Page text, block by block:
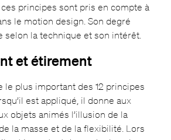
principes sont pris en compte à
le motion design. Son degré
selon la technique et son intérêt.
et étirement
le plus important des 12 principes
est appliqué, il donne aux
objets animés l’illusion de la
la masse et de la flexibilité. Lors